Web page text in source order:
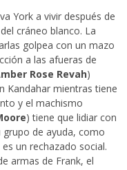
York a vivir después de
cráneo blanco. La
golpea con un mazo
a las afueras de
Rose Revah)
Kandahar mientras tiene
y el machismo
) tiene que lidiar con
de ayuda, como
un rechazado social.
armas de Frank, el